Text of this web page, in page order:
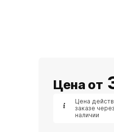
Цена от
Цена
заказе
наличии